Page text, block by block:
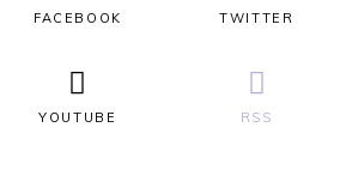
FACEBOOK TWITTER
YOUTUBE RSS